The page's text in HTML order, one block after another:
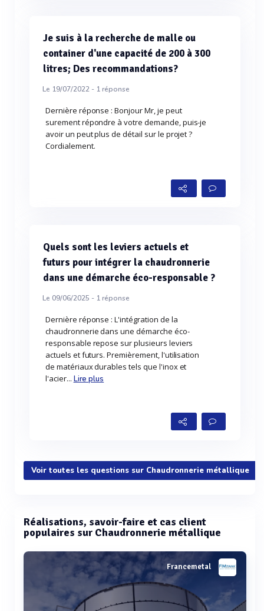
Je suis à la recherche de malle ou
container d'une capacité de 200 à 300
litres; Des recommandations?
Le 19/07/2022 - 1réponse
Dernière réponse : Bonjour Mr, je peut
surement répondre à votre demande, puis-je
avoir un peut plus de détail sur le projet ?
Cordialement.
Quels sont les leviers actuels et
futurs pour intégrer la chaudronnerie
dans une démarche éco-responsable ?
Le 09/06/2025 - 1réponse
Dernière réponse : L'intégration de la
chaudronnerie dans une démarche éco-
responsable repose sur plusieurs leviers
actuels et futurs. Premièrement, l'utilisation
de matériaux durables tels que l'inox et
l'acier... Lire plus
Voir toutes les questions sur Chaudronnerie métallique
Réalisations, savoir-faire et cas client
populaires sur Chaudronnerie métallique
Francemetal